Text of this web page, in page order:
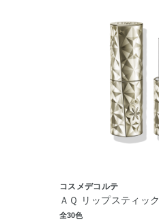
コスメデコルテ
ＡＱ リップスティック
全30色